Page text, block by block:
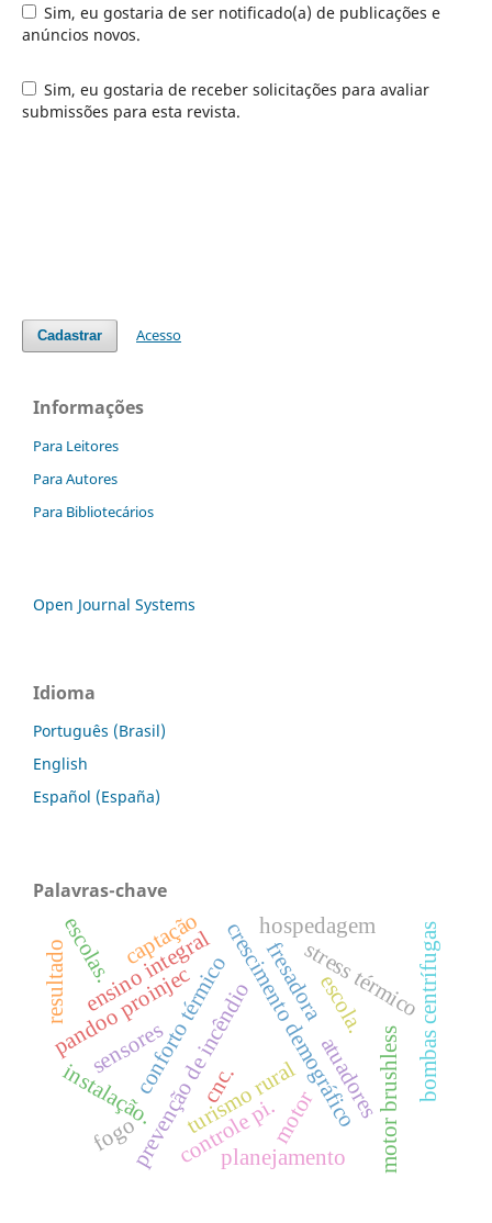
Sim, eu gostaria de ser notificado(a) de publicações e
anúncios novos.
Sim, eu gostaria de receber solicitações para avaliar
submissões para esta revista.
Cadastrar Acesso
Informações
Para Leitores
Para Autores
Para Bibliotecários
Open Journal Systems
Idioma
Português (Brasil)
English
Español (España)
Palavras-chave
crescimento demográfico
motor
prevenção de incêndio escola.
conforto térmico stress térmicobombas centrífugas
turismo rural
hospedagem
pandoo proinjec
sensores atuadores
instalação. cnc. motor brushless
controle pi.
ensino integral
fogo
fresadora
captação
planejamento
escolas.
resultado